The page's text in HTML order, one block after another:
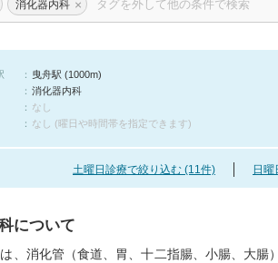
消化器内科 ×
曳舟駅 (1000m)
消化器内科
なし
なし (曜日や時間帯を指定できます)
土曜日診療で絞り込む (11件) 日
について
、消化管（食道、胃、十二指腸、小腸、大腸